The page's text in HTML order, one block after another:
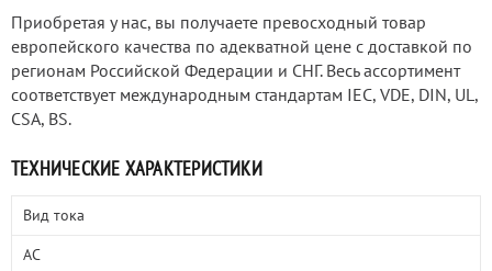
Приобретая у нас, вы получаете превосходный товар
европейского качества по адекватной цене с доставкой по
регионам Российской Федерации и СНГ. Весь ассортимент
соответствует международным стандартам IEC, VDE, DIN, UL,
CSA, BS.
ТЕХНИЧЕСКИЕ ХАРАКТЕРИСТИКИ
Вид тока
AC